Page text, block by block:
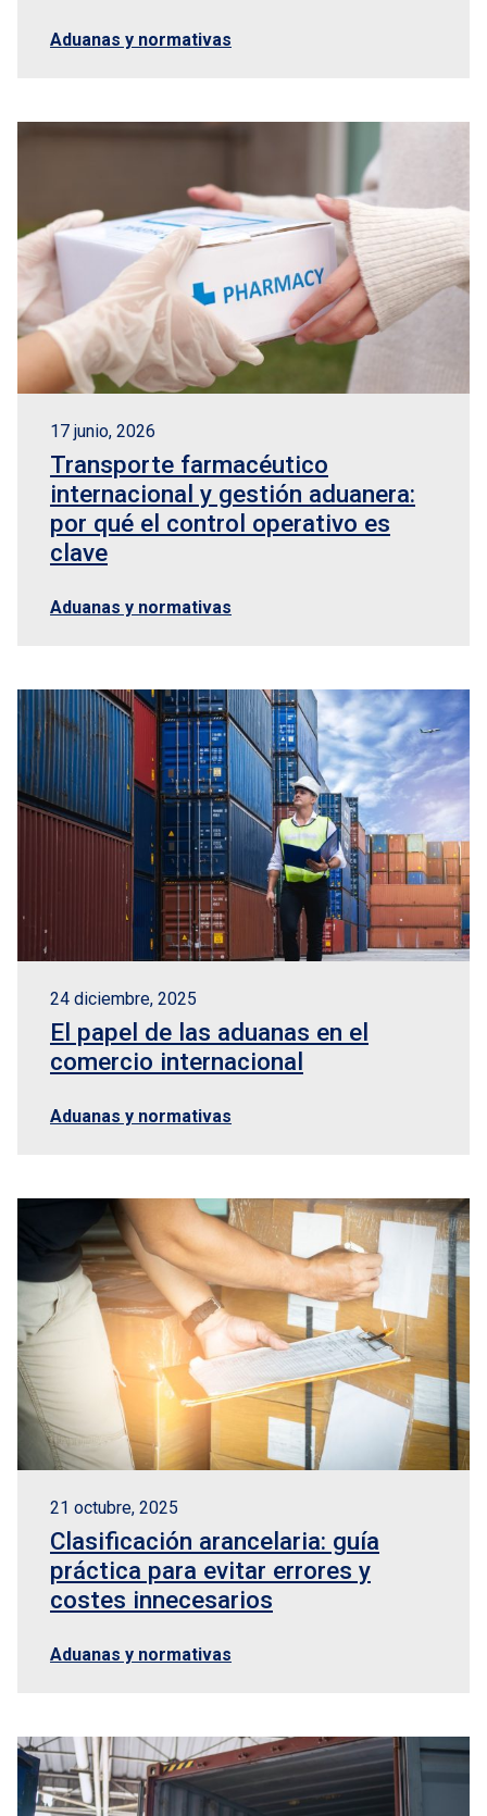
Aduanas y normativas
17 junio, 2026
Transporte farmacéutico
internacional y gestión aduanera:
por qué el control operativo es
clave
Aduanas y normativas
24 diciembre, 2025
El papel de las aduanas en el
comercio internacional
Aduanas y normativas
21 octubre, 2025
Clasificación arancelaria: guía
práctica para evitar errores y
costes innecesarios
Aduanas y normativas